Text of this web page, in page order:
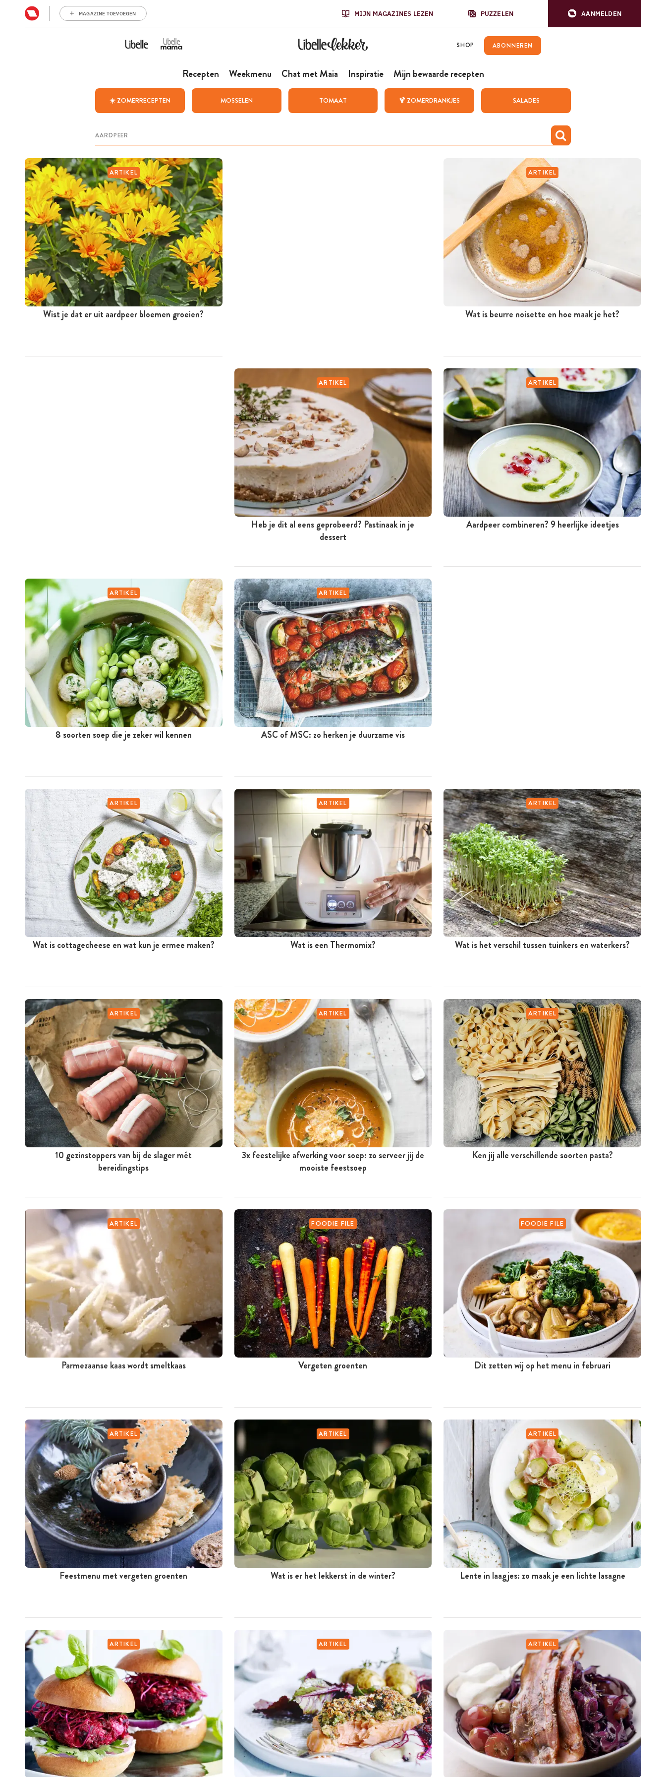
MAGAZINE TOEVOEGEN MIJN MAGAZINES LEZEN PUZZELEN AANMELDEN
SHOP ABONNEREN
Recepten Weekmenu Chat met Maia Inspiratie Mijn bewaarde recepten
☀️ ZOMERRECEPTEN MOSSELEN TOMAAT 🍹 ZOMERDRANKJES SALADES
ARTIKEL
Wist je dat er uit aardpeer bloemen groeien?
ARTIKEL
Wat is beurre noisette en hoe maak je het?
ARTIKEL
Heb je dit al eens geprobeerd? Pastinaak in je
dessert
ARTIKEL
Aardpeer combineren? 9 heerlijke ideetjes
ARTIKEL
8 soorten soep die je zeker wil kennen
ARTIKEL
ASC of MSC: zo herken je duurzame vis
ARTIKEL
Wat is cottagecheese en wat kun je ermee maken?
ARTIKEL
Wat is een Thermomix?
ARTIKEL
Wat is het verschil tussen tuinkers en waterkers?
ARTIKEL
10 gezinstoppers van bij de slager mét
bereidingstips
ARTIKEL
3x feestelijke afwerking voor soep: zo serveer jij de
mooiste feestsoep
ARTIKEL
Ken jij alle verschillende soorten pasta?
ARTIKEL
Parmezaanse kaas wordt smeltkaas
FOODIE FILE
Vergeten groenten
FOODIE FILE
Dit zetten wij op het menu in februari
ARTIKEL
Feestmenu met vergeten groenten
ARTIKEL
Wat is er het lekkerst in de winter?
ARTIKEL
Lente in laagjes: zo maak je een lichte lasagne
ARTIKEL ARTIKEL ARTIKEL